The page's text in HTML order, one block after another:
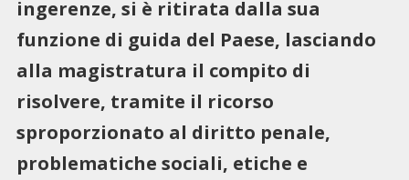
ingerenze, si è ritirata dalla sua
funzione di guida del Paese, lasciando
alla magistratura il compito di
risolvere, tramite il ricorso
sproporzionato al diritto penale,
problematiche sociali, etiche e